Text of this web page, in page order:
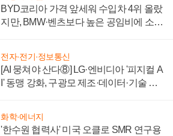
BYD코리아 가격 앞세워 수입차 4위 올랐
지만, BMW·벤츠보다 높은 공임비에 소비
전자·전기·정보통신
[AI 뭉쳐야 산다⑧] LG·엔비디아 '피지컬 A
I' 동맹 강화, 구광모 제조·데이터·기술 결
화학·에너지
'한수원 협력사' 미국 오클로 SMR 연구용